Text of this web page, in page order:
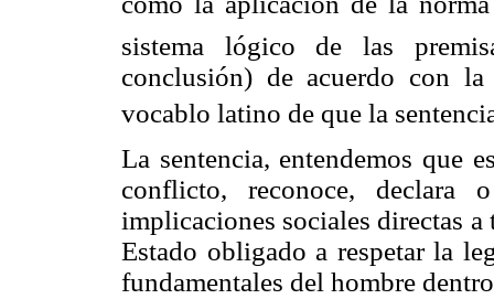
sistema lógico de las
conclusión) de acuerdo con
vocablo latino de que la
La sentencia, entendemos que
conflicto, reconoce, declara
implicaciones sociales directas a
Estado obligado a respetar la
fundamentales del hombre